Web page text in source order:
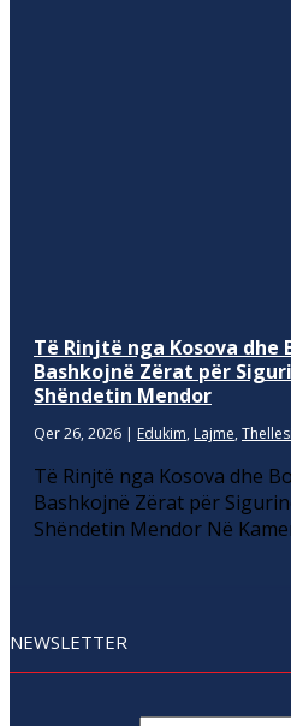
Të Rinjtë nga Kosova dhe
Bashkojnë Zërat për
Shëndetin Mendor
Qer 26, 2026 | Edukim, Lajme,
Të Rinjtë nga Kosova dhe
Bashkojnë Zërat për
Shëndetin Mendor Në
NEWSLETTER